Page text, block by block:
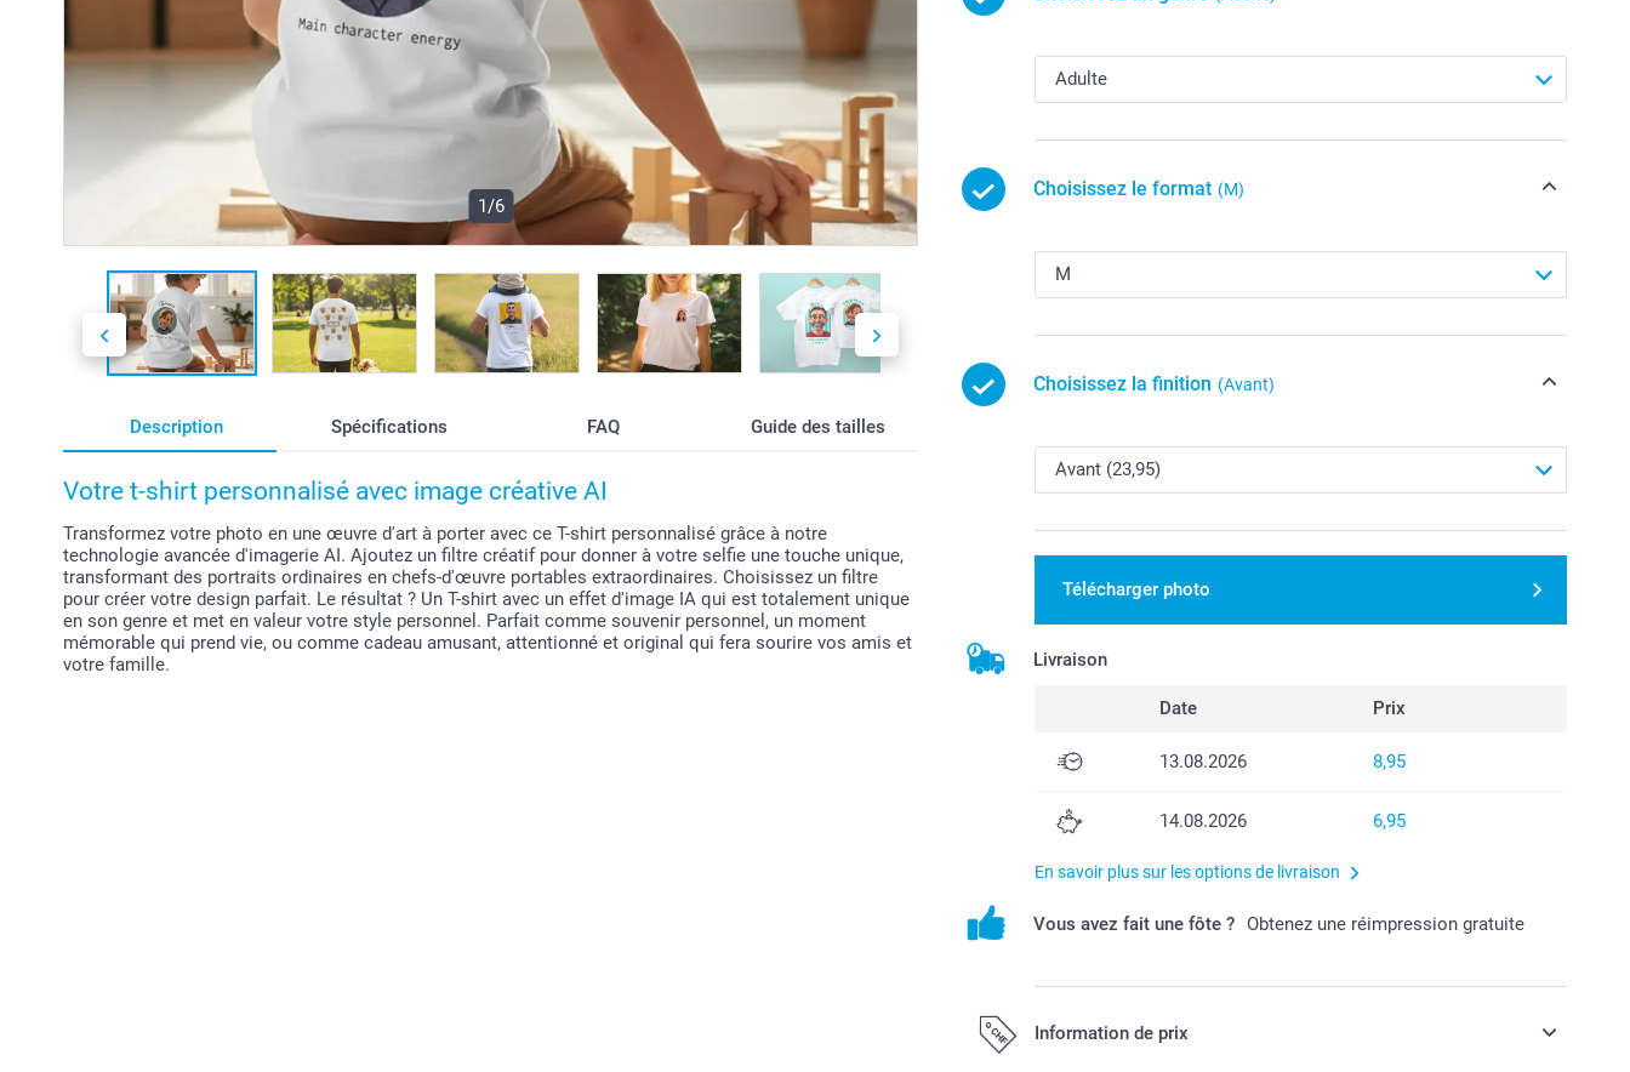
1/6
Description Spécifications FAQ Guide des tailles
Votre t-shirt personnalisé avec image créative AI
Transformez votre photo en une œuvre d'art à porter avec ce T-shirt personnalisé grâce à notre
technologie avancée d'imagerie AI. Ajoutez un filtre créatif pour donner à votre selfie une touche unique,
transformant des portraits ordinaires en chefs-d'œuvre portables extraordinaires. Choisissez un filtre
pour créer votre design parfait. Le résultat ? Un T-shirt avec un effet d'image IA qui est totalement unique
en son genre et met en valeur votre style personnel. Parfait comme souvenir personnel, un moment
mémorable qui prend vie, ou comme cadeau amusant, attentionné et original qui fera sourire vos amis et
votre famille.
Choisissez le format (M)
Choisissez la finition (Avant)
Télécharger photo
Livraison
Date Prix
13.08.2026 8,95
14.08.2026 6,95
En savoir plus sur les options de livraison
Vous avez fait une fôte ? Obtenez une réimpression gratuite
Information de prix